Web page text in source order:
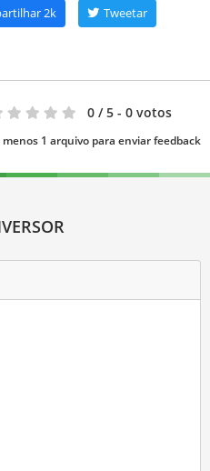
2k Tweetar
0 / 5 - 0 votos
1 arquivo para enviar feedback